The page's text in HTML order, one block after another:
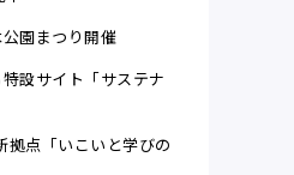
園まつり開催
設サイト「サステナ
拠点「いこいと学びの